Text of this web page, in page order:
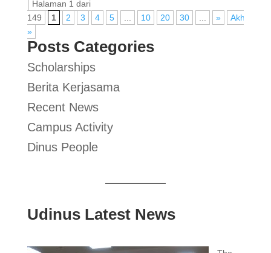
Halaman 1 dari
149
1 2 3 4 5 10 20 30 »
Akhir
»
Posts Categories
Scholarships
Berita Kerjasama
Recent News
Campus Activity
Dinus People
Udinus Latest News